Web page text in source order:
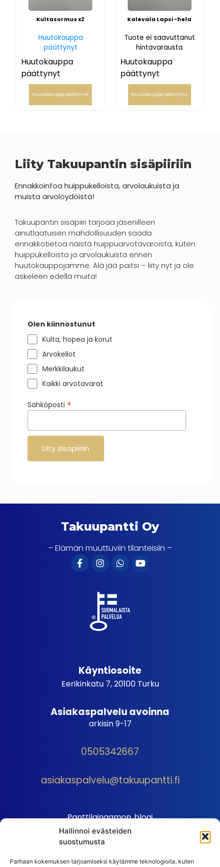
Hallinnoi evästeiden
suostumusta
Parhaan kokemuksen tarjoamiseksi käytämme teknologioita, kuten
Kultasormus x2
Huutokauppa
päättynyt
Huutokauppa
päättynyt
Huutokauppa päättynyt
Kalevala Lapsi -hela
Tuote ei saavuttanut
hintavarausta
Huutokauppa
päättynyt
Huutokauppa päättynyt
Liity Takuupantin sisäpiiriin
Ennakkoinfoa huippukelloista, arvolaukuista ja
muista arvolöydöistä!
Takuupantin sisäpiiri tarjoaa jäsenilleen
ainutlaatuisen mahdollisuuden saada
ennakkotietoa näistä huippuarvotavaroista, kuten
huippukelloista ja arvolaukuista ennen
huutokauppojamme. Älä jää paitsi – liity nyt ja ole
askeleen edellä muita!
Olen kiinnostunut
Kulta, hopea ja korut
Arvokellot
Merkkilaukut
Kaikki arvotavarat
Sähköposti *
Takuupantti Oy
– Elämän muuttuviin tilanteisiin –
Käyntiosoite
Eerikinkatu 7, 20100 Turku
Asiakaspalvelu avoinna
arkisin 9-17
0505342667
asiakaspalvelu@takuupantti.fi
Panttilainaamon blogi
Palveluhinnasto
Sopimusehdot
Autopantin sopimusehdot